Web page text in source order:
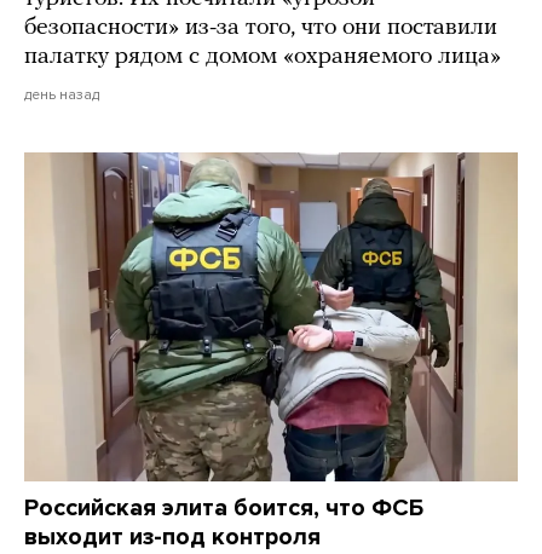
безопасности» из-за того, что они поставили
палатку рядом с домом «охраняемого лица»
день назад
Российская элита боится, что ФСБ
выходит из-под контроля